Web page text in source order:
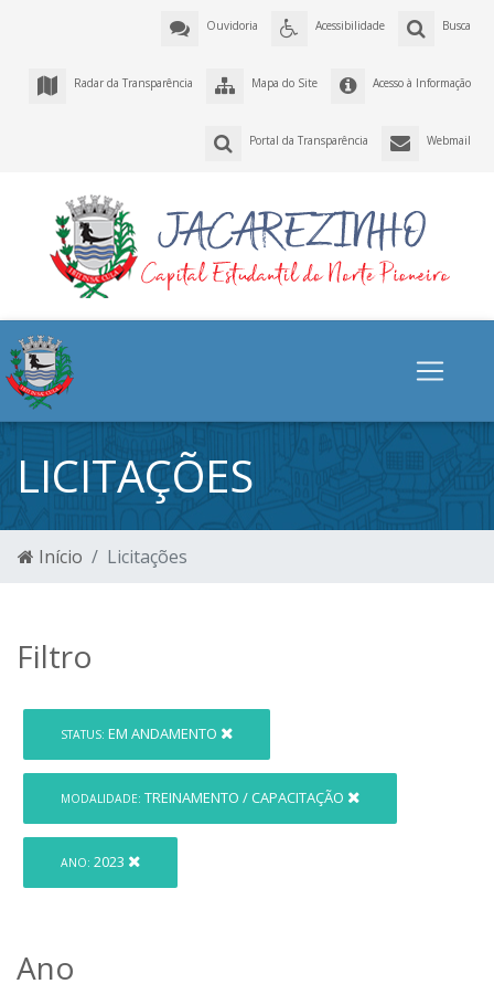
Busca
Acessibilidade
Ouvidoria
Acesso à Informação
Mapa do Site
Radar da Transparência
Webmail
Portal da Transparência
LICITAÇÕES
Início Licitações
Filtro
STATUS: EM ANDAMENTO
MODALIDADE: TREINAMENTO / CAPACITAÇÃO
ANO: 2023
Ano